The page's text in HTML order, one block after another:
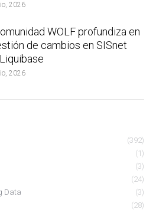
2026
WOLF profundiza en
de cambios en SISnet
2026
(392)
(1)
(3)
(24)
Data
(3)
(28)